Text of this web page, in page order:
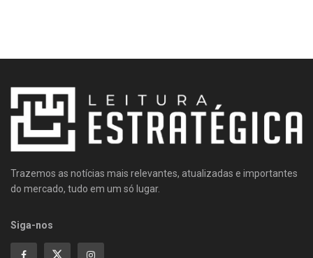
Trazemos as notícias mais relevantes, atualizadas e importantes
do mercado, tudo em um só lugar.
Siga-nos